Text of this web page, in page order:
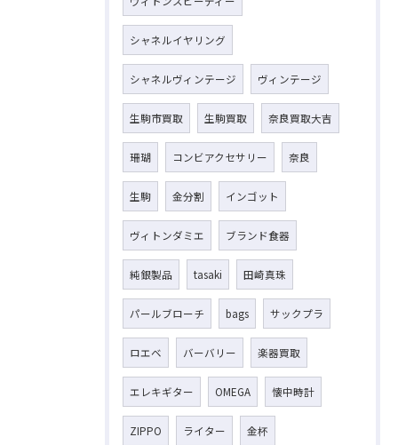
シャネルイヤリング
シャネルヴィンテージ ヴィンテージ
生駒市買取 生駒買取 奈良買取大吉
珊瑚 コンビアクセサリー 奈良
生駒 金分割 インゴット
ヴィトンダミエ ブランド食器
純銀製品 tasaki 田崎真珠
パールブローチ bags サックプラ
ロエベ バーバリー 楽器買取
エレキギター OMEGA 懐中時計
ZIPPO ライター 金杯